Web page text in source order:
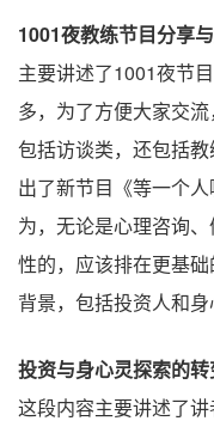
1001夜教练节目分享
主要讲述了1001夜节
多，为了方便大家交
包括访谈类，还包括
出了新节目《等一个
为，无论是心理咨询
性的，应该排在更基
背景，包括投资人和身
投资与身心灵探索的转
这段内容主要讲述了